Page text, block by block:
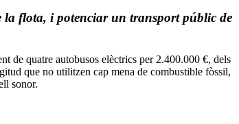
la flota, i potenciar un transport públic de
de quatre autobusos elèctrics per 2.400.000 €, dels
que no utilitzen cap mena de combustible fòssil,
sonor.